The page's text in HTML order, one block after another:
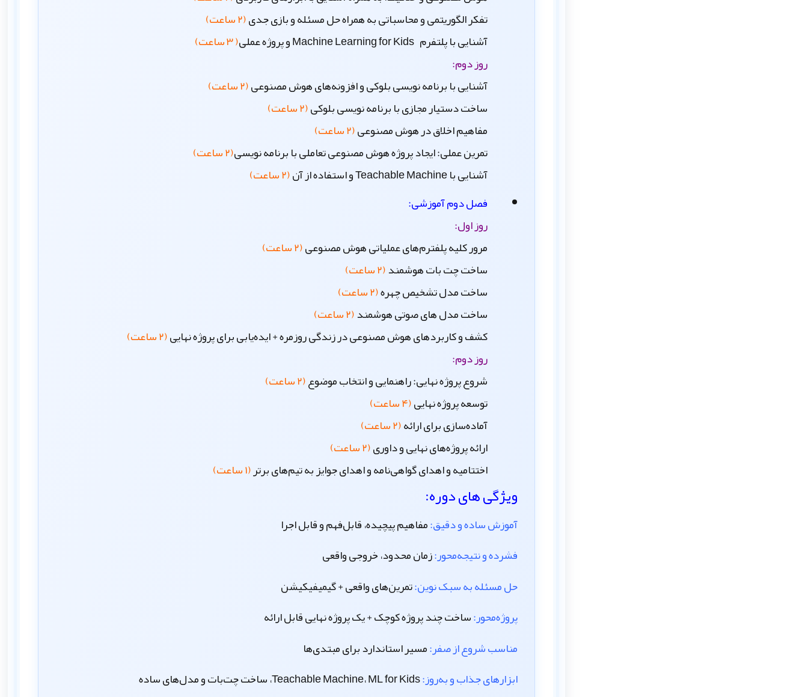
تفکر الگوریتمی و محاسباتی به همراه حل مسئله و بازی جدی(۲ ساعت)
آشنایی با پلتفرم Machine Learning for Kids و پروژه عملی
( ۳ ساعت)
روز دوم:
آشنایی با برنامه نویسی بلوکی و افزونه‌های هوش مصنوعی(۲ ساعت)
ساخت دستیار مجازی با برنامه نویسی بلوکی(۲ ساعت)
مفاهیم اخلاق در هوش مصنوعی(۲ ساعت)
تمرین عملی: ایجاد پروژه هوش مصنوعی تعاملی با برنامه نویسی(۲ ساعت)
آشنایی با Teachable Machine و استفاده از آن
(۲ ساعت)
فصل دوم آموزشی:
روز اول:
مرور کلیه پلفترم‌های عملیاتی هوش مصنوعی(۲ ساعت)
ساخت چت بات هوشمند(۲ ساعت)
ساخت مدل تشخیص چهره(۲ ساعت)
ساخت مدل های صوتی هوشمند(۲ ساعت)
کشف و کاربردهای هوش مصنوعی در زندگی روزمره + ایده‌یابی برای پروژه نهایی(۲ ساعت)
روز دوم:
شروع پروژه نهایی: راهنمایی و انتخاب موضوع(۲ ساعت)
توسعه پروژه نهایی(۴ ساعت)
آماده‌سازی برای ارائه(۲ ساعت)
ارائه پروژه‌های نهایی و داوری(۲ ساعت)
اختتامیه و اهدای گواهی‌نامه و اهدای جوایز به تیم‌های برتر(۱ ساعت)
ویژگی های دوره:
آموزش ساده و دقیق:مفاهیم پیچیده، قابل‌فهم و قابل اجرا
فشرده و نتیجه‌محور:زمان محدود، خروجی واقعی
حل مسئله به سبک نوین:تمرین‌های واقعی + گیمیفیکیشن
پروژه‌محور:ساخت چند پروژه کوچک + یک پروژه نهایی قابل ارائه
مناسب شروع از صفر:مسیر استاندارد برای مبتدی‌ها
ابزارهای جذاب و به‌روز:Teachable Machine، ML for Kids، ساخت چت‌بات و مدل‌های ساده